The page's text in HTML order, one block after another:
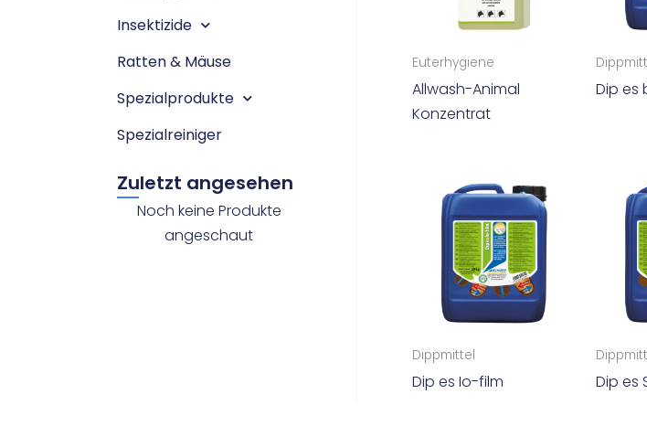
Insektizide
Ratten & Mäuse
Spezialprodukte
Spezialreiniger
Zuletzt angesehen
Noch keine Produkte
angeschaut
Euterhygiene
Allwash-Animal
Konzentrat
Dip es
Dippmittel
Dip es Io-film Dip es